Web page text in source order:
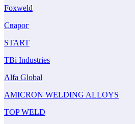
Foxweld
Сварог
START
TBi Industries
Alfa Global
AMICRON WELDING ALLOYS
TOP WELD